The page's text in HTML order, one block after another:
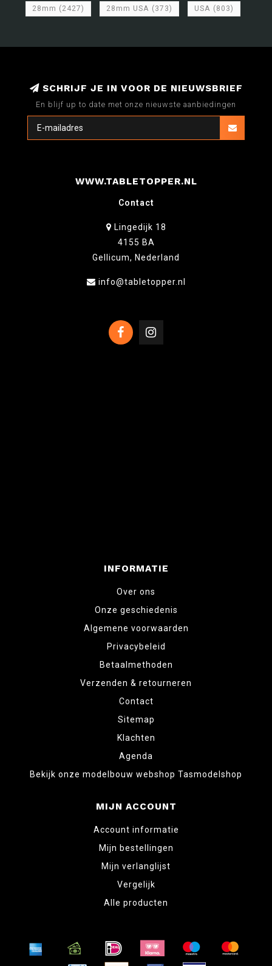
28mm (2427) 28mm USA (373) USA (803)
SCHRIJF JE IN VOOR DE NIEUWSBRIEF
En blijf up to date met onze nieuwste aanbiedingen
WWW.TABLETOPPER.NL
Contact
Lingedijk 18
4155 BA
Gellicum, Nederland
info@tabletopper.nl
INFORMATIE
Over ons
Onze geschiedenis
Algemene voorwaarden
Privacybeleid
Betaalmethoden
Verzenden & retourneren
Contact
Sitemap
Klachten
Agenda
Bekijk onze modelbouw webshop Tasmodelshop
MIJN ACCOUNT
Account informatie
Mijn bestellingen
Mijn verlanglijst
Vergelijk
Alle producten